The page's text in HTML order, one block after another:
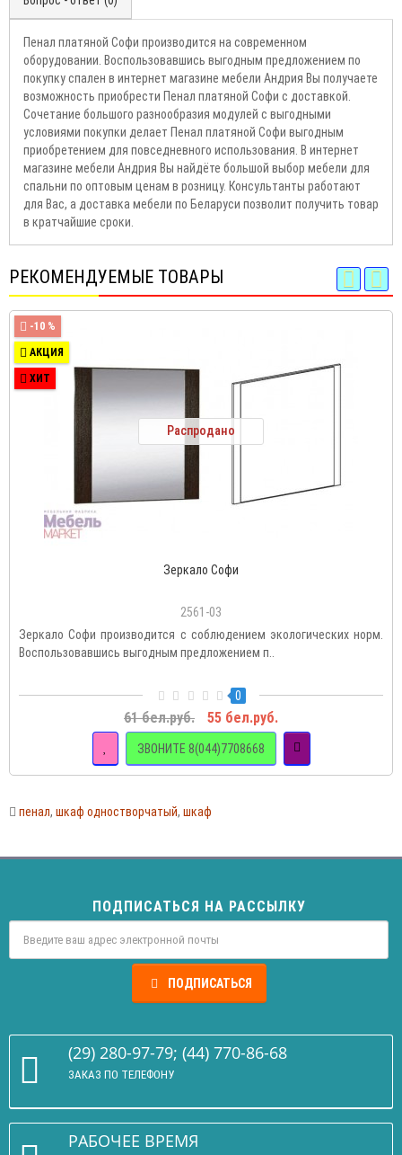
Пенал платяной Софи производится на современном
оборудовании. Воспользовавшись выгодным предложением по
покупку спален в интернет магазине мебели Андрия Вы получаете
возможность приобрести Пенал платяной Софи с доставкой.
Сочетание большого разнообразия модулей с выгодными
условиями покупки делает Пенал платяной Софи выгодным
приобретением для повседневного использования. В интернет
магазине мебели Андрия Вы найдёте большой выбор мебели для
спальни по оптовым ценам в розницу. Консультанты работают
для Вас, а доставка мебели по Беларуси позволит получить товар
в кратчайшие сроки.
РЕКОМЕНДУЕМЫЕ ТОВАРЫ
-10 %
АКЦИЯ
ХИТ
Распродано
Зеркало Софи
2561-03
Зеркало Софи производится с соблюдением экологических норм.
Воспользовавшись выгодным предложением п..
0
61 бел.руб. 55 бел.руб.
ЗВОНИТЕ 8(044)7708668
пенал, шкаф одностворчатый, шкаф
ПОДПИСАТЬСЯ НА РАССЫЛКУ
ПОДПИСАТЬСЯ
(29) 280-97-79; (44) 770-86-68
ЗАКАЗ ПО ТЕЛЕФОНУ
РАБОЧЕЕ ВРЕМЯ